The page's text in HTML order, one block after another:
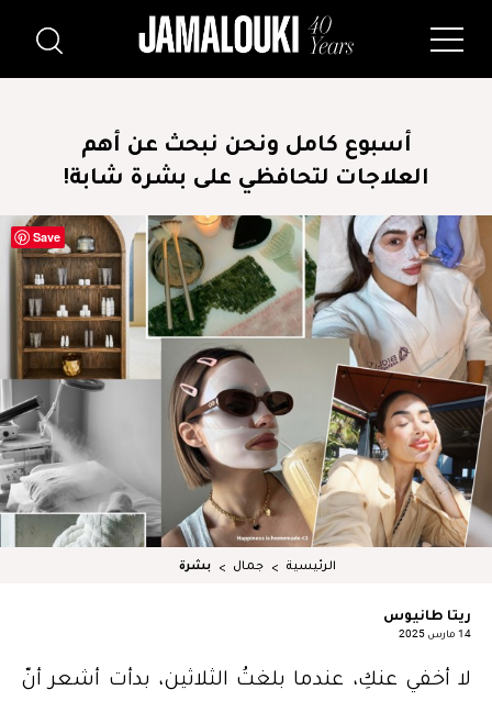
أسبوع كامل ونحن نبحث عن أهم
العلاجات لتحافظي على بشرة شابة!
الرئيسية جمال بشرة
ريتا طانيوس
14 مارس 2025
لا أخفي عنكِ، عندما بلغتُ الثلاثين، بدأت أشعر أنّ
Save